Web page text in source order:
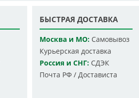
БЫСТРАЯ ДОСТАВКА
Москва и МО:Самовывоз
Курьерская доставка
Россия и СНГ:СДЭК
Почта РФ / Достависта